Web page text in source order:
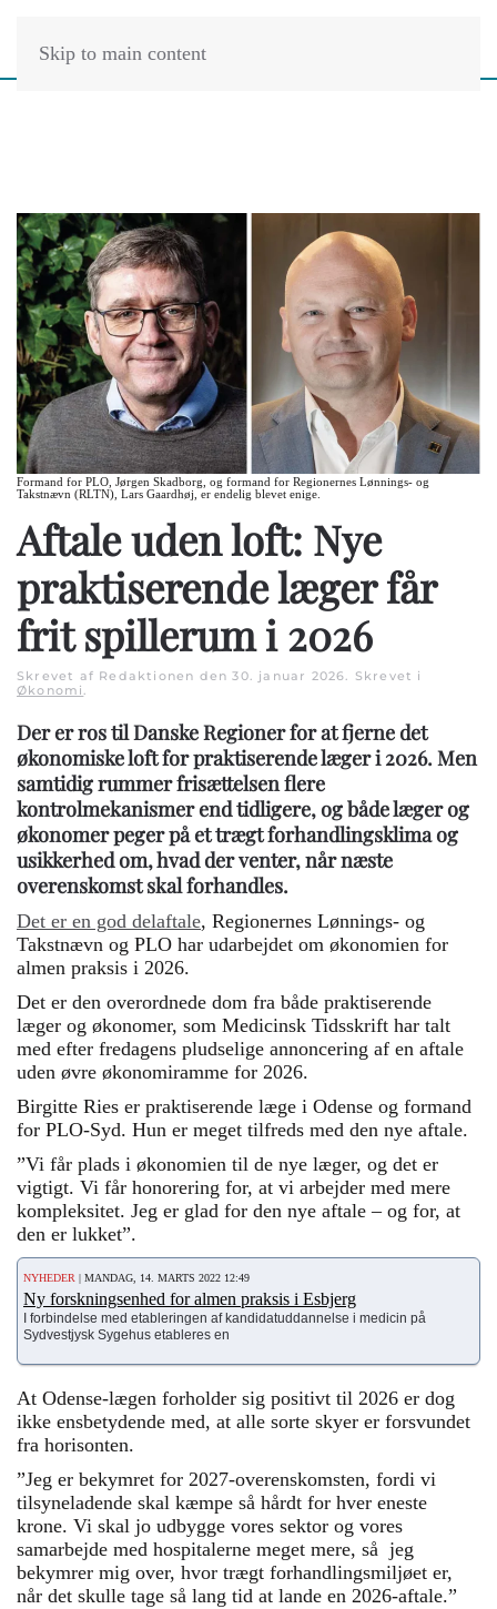
Skip to main content
Formand for PLO, Jørgen Skadborg, og formand for Regionernes Lønnings- og
Takstnævn (RLTN), Lars Gaardhøj, er endelig blevet enige.
Aftale uden loft: Nye
praktiserende læger får
frit spillerum i 2026
Skrevet af Redaktionen den30. januar 2026. Skrevet i
Økonomi.
Der er ros til Danske Regioner for at fjerne det
økonomiske loft for praktiserende læger i 2026. Men
samtidig rummer frisættelsen flere
kontrolmekanismer end tidligere, og både læger og
økonomer peger på et trægt forhandlingsklima og
usikkerhed om, hvad der venter, når næste
overenskomst skal forhandles.
Det er en god delaftale, Regionernes Lønnings- og
Takstnævn og PLO har udarbejdet om økonomien for
almen praksis i 2026.
Det er den overordnede dom fra både praktiserende
læger og økonomer, som Medicinsk Tidsskrift har talt
med efter fredagens pludselige annoncering af en aftale
uden øvre økonomiramme for 2026.
Birgitte Ries er praktiserende læge i Odense og formand
for PLO-Syd. Hun er meget tilfreds med den nye aftale.
”Vi får plads i økonomien til de nye læger, og det er
vigtigt. Vi får honorering for, at vi arbejder med mere
kompleksitet. Jeg er glad for den nye aftale – og for, at
den er lukket”.
NYHEDER | MANDAG, 14. MARTS 2022 12:49
Ny forskningsenhed for almen praksis i Esbjerg
I forbindelse med etableringen af kandidatuddannelse i medicin på
Sydvestjysk Sygehus etableres en
At Odense-lægen forholder sig positivt til 2026 er dog
ikke ensbetydende med, at alle sorte skyer er forsvundet
fra horisonten.
”Jeg er bekymret for 2027-overenskomsten, fordi vi
tilsyneladende skal kæmpe så hårdt for hver eneste
krone. Vi skal jo udbygge vores sektor og vores
samarbejde med hospitalerne meget mere, så jeg
bekymrer mig over, hvor trægt forhandlingsmiljøet er,
når det skulle tage så lang tid at lande en 2026-aftale.”